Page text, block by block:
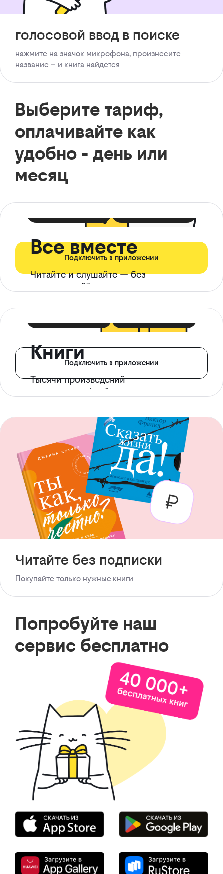
голосовой ввод в поиске
нажмите на значок микрофона, произнесите
название – и книга найдется
Выберите тариф,
оплачивайте как
удобно - день или
месяц
Все вместе
Читайте и слушайте — без
ограничений*
Подключить в приложении
Книги
Тысячи произведений
с доступом офлайн
Подключить в приложении
Читайте без подписки
Покупайте только нужные книги
Попробуйте наш
сервис бесплатно